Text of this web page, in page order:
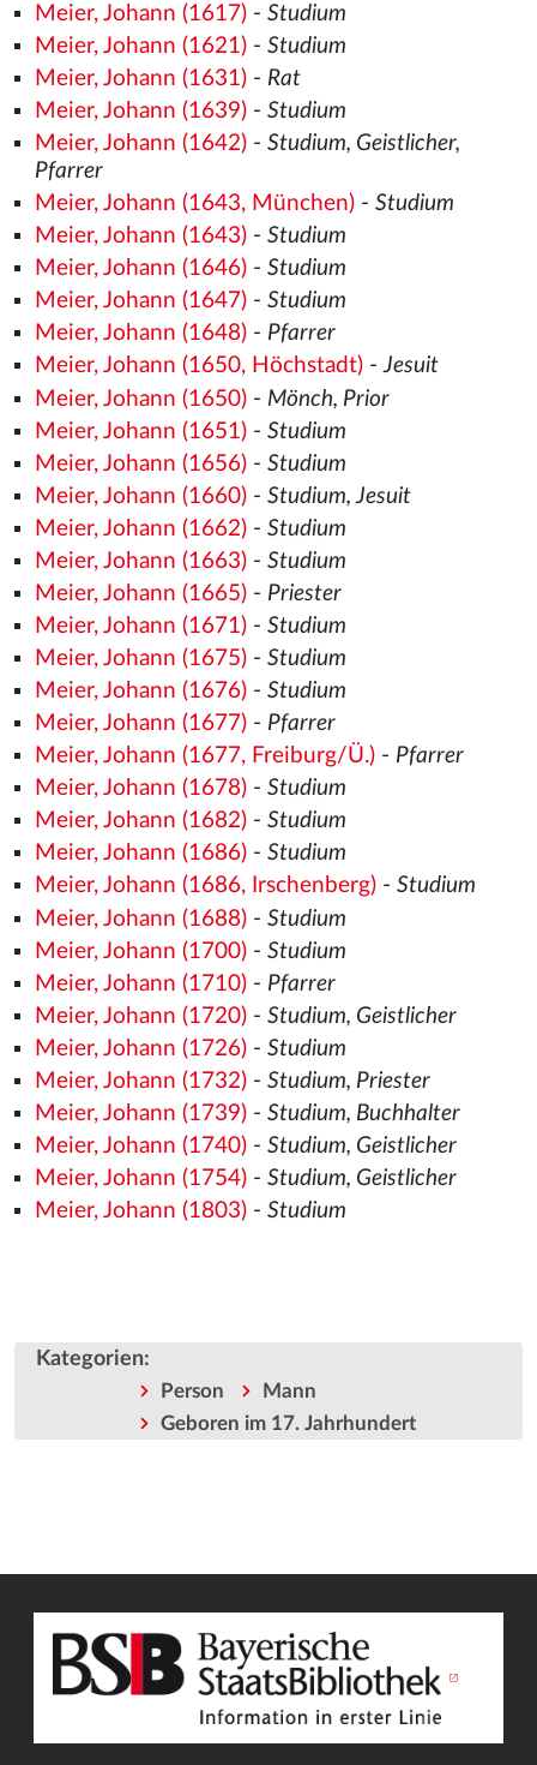
Meier, Johann (1617)- Studium
Meier, Johann (1621)- Studium
Meier, Johann (1631)- Rat
Meier, Johann (1639)- Studium
Meier, Johann (1642)- Studium, Geistlicher,
Pfarrer
Meier, Johann (1643, München)- Studium
Meier, Johann (1643)- Studium
Meier, Johann (1646)- Studium
Meier, Johann (1647)- Studium
Meier, Johann (1648)- Pfarrer
Meier, Johann (1650, Höchstadt)-Jesuit
Meier, Johann (1650)- Mönch, Prior
Meier, Johann (1651)- Studium
Meier, Johann (1656)- Studium
Meier, Johann (1660)- Studium, Jesuit
Meier, Johann (1662)- Studium
Meier, Johann (1663)- Studium
Meier, Johann (1665)- Priester
Meier, Johann (1671)- Studium
Meier, Johann (1675)- Studium
Meier, Johann (1676)- Studium
Meier, Johann (1677)- Pfarrer
Meier, Johann (1677, Freiburg/Ü.)- Pfarrer
Meier, Johann (1678)- Studium
Meier, Johann (1682)- Studium
Meier, Johann (1686)- Studium
Meier, Johann (1686, Irschenberg)- Studium
Meier, Johann (1688)- Studium
Meier, Johann (1700)- Studium
Meier, Johann (1710)- Pfarrer
Meier, Johann (1720)- Studium, Geistlicher
Meier, Johann (1726)- Studium
Meier, Johann (1732)- Studium, Priester
Meier, Johann (1739)- Studium, Buchhalter
Meier, Johann (1740)- Studium, Geistlicher
Meier, Johann (1754)- Studium, Geistlicher
Meier, Johann (1803)- Studium
Kategorien:
Person
Mann
Geboren im 17. Jahrhundert